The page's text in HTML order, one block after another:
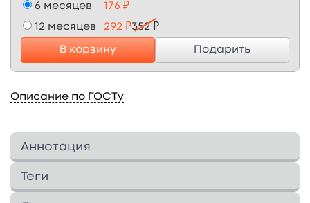
6 месяцев 176 ₽
12 месяцев 292 ₽352 ₽
В корзину Подарить
Описание по ГОСТу
Аннотация
Пособие включает типовые задания с
Теги